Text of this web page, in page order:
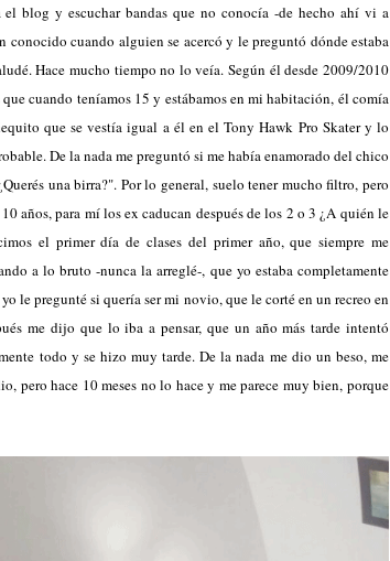
blog y escuchar bandas que no conocía -de hecho ahí vi a
cuando alguien se acercó y le preguntó dónde estaba
Hace mucho tiempo no lo veía. Según él desde 2009/2010
cuando teníamos 15 y estábamos en mi habitación, él comía
que se vestía igual a él en el Tony Hawk Pro Skater y lo
De la nada me preguntó si me había enamorado del chico
una birra?". Por lo general, suelo tener mucho filtro, pero
años, para mí los ex caducan después de los 2 o 3 ¿A quién le
el primer día de clases del primer año, que siempre me
a lo bruto -nunca la arreglé-, que yo estaba completamente
le pregunté si quería ser mi novio, que le corté en un recreo en
me dijo que lo iba a pensar, que un año más tarde intentó
todo y se hizo muy tarde. De la nada me dio un beso, me
pero hace 10 meses no lo hace y me parece muy bien, porque